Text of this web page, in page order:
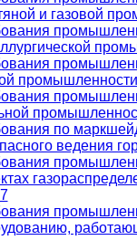
и газовой
по
ведения